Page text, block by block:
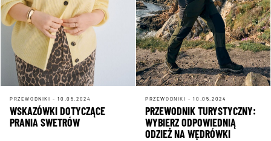
PRZEWODNIKI - 10.05.2024
WSKAZÓWKI DOTYCZĄCE
PRANIA SWETRÓW
PRZEWODNIKI - 10.05.2024
PRZEWODNIK TURYSTYCZNY:
WYBIERZ ODPOWIEDNIĄ
ODZIEŻ NA WĘDRÓWKI